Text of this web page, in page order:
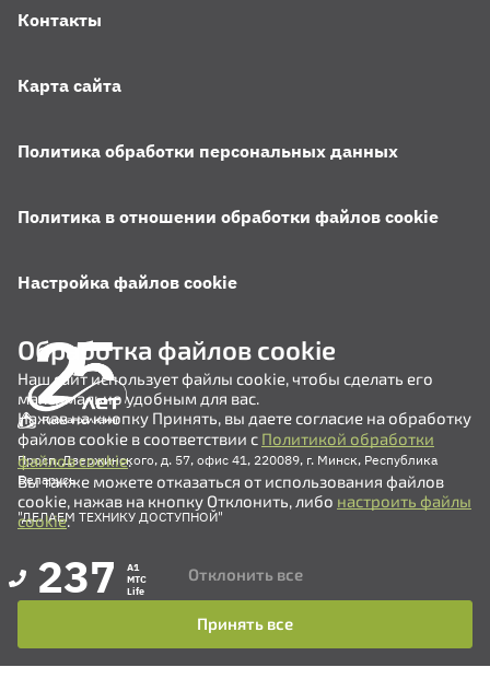
Просп. Дзержинского, д. 57, офис 41, 220089, г. Минск, Республика
Беларусь
"ДЕЛАЕМ ТЕХНИКУ ДОСТУПНОЙ"
237
A1
MTC
Life
+375 (17) 311-35-80
Контакты
Карта сайта
Политика обработки персональных данных
Политика в отношении обработки файлов cookie
Настройка файлов cookie
Обработка файлов cookie
Наш сайт использует файлы cookie, чтобы сделать его
максимально удобным для вас.
Нажав на кнопку Принять, вы даете согласие на обработку
файлов cookie в соответствии с Политикой обработки
файлов cookie.
Вы также можете отказаться от использования файлов
cookie, нажав на кнопку Отклонить, либо настроить файлы
cookie.
Принять все
Отклонить все